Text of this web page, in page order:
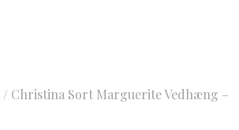
/ Christina Sort Marguerite Vedhæng –